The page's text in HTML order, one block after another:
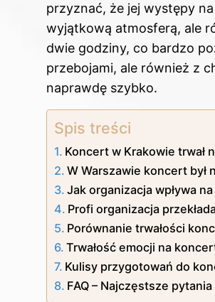
przyznać, że jej występy
wyjątkową atmosferą, ale
dwie godziny, co bardzo
przebojami, ale również z
naprawdę szybko.
Spis treści
Koncert w Krakowie trwał
W Warszawie koncert był
Jak organizacja wpływa
Profi organizacja
Porównanie trwałości
Trwałość emocji na
Kulisy przygotowań do
FAQ – Najczęstsze